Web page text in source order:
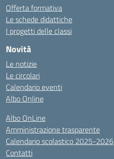
Offerta formativa
Le schede didattiche
I progetti delle classi
Novità
Le notizie
Le circolari
Calendario eventi
Albo Online
Albo OnLine
Amministrazione trasparente
Calendario scolastico 2025-2026
Contatti